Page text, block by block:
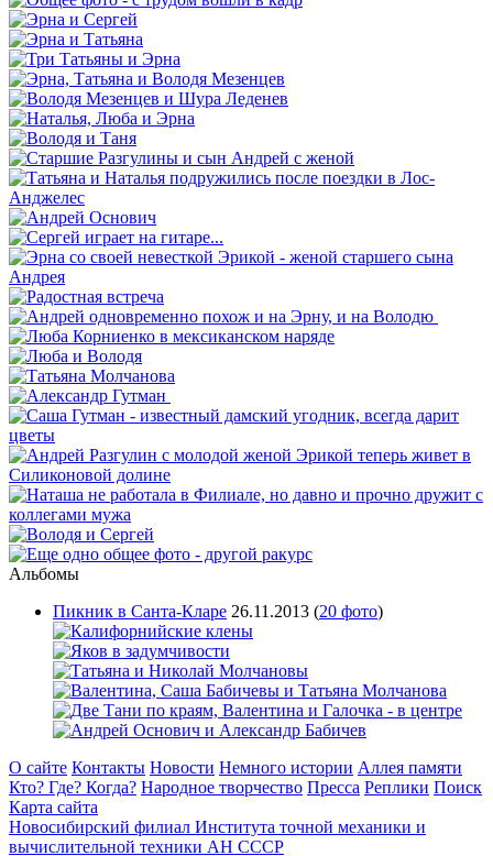
Альбомы
Пикник в Санта-Кларе 26.11.2013 (20 фото)
О сайте Контакты Новости Немного истории Аллея памяти
Кто? Где? Когда? Народное творчество Пресса Реплики Поиск
Карта сайта
Новосибирский филиал Института точной механики и
вычислительной техники АН СССР